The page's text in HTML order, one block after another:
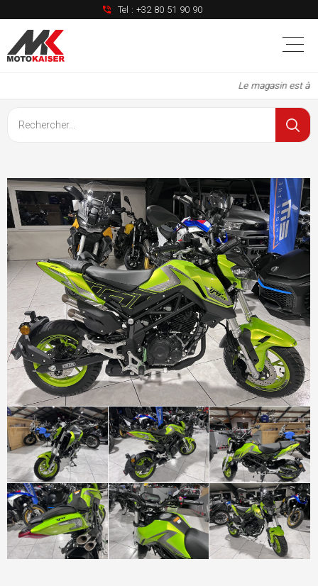
Tel : +32 80 51 90 90
Le magasin est à